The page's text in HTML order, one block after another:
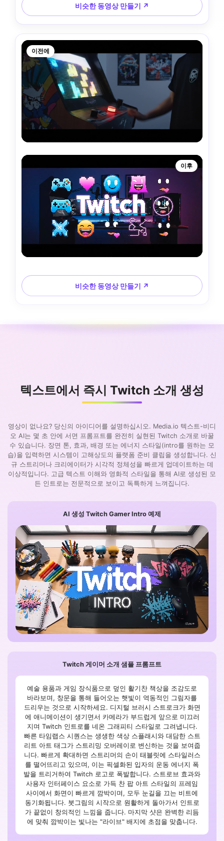
비슷한 동영상 만들기 ↗
이전에
이후
비슷한 동영상 만들기 ↗
텍스트에서 즉시 Twitch 소개 생성
영상이 없나요? 당신의 아이디어를 설명하십시오. Media.io 텍스트-비디
오 AI는 몇 초 안에 서면 프롬프트를 완전히 실현된 Twitch 소개로 바꿀
수 있습니다. 장면 톤, 효과, 배경 또는 에너지 스타일(intro를 원하는 모
습)을 입력하면 시스템이 고해상도의 플랫폼 준비 클립을 생성합니다. 신
규 스트리머나 크리에이터가 시각적 정체성을 빠르게 업데이트하는 데
이상적입니다. 고급 텍스트 이해와 영화적 스타일을 통해 AI로 생성된 모
든 인트로는 전문적으로 보이고 독특하게 느껴집니다.
Twitch 게이머 소개 샘플 프롬프트
예술 용품과 게임 장식품으로 덮인 활기찬 책상을 조감도로
바라보며, 창문을 통해 들어오는 햇빛이 역동적인 그림자를
드리우는 것으로 시작하세요. 디지털 브러시 스트로크가 화면
에 애니메이션이 생기면서 카메라가 부드럽게 앞으로 미끄러
지며 Twitch 인트로를 네온 그래피티 스타일로 그려냅니다.
빠른 타임랩스 시퀀스는 생생한 색상 스플래시와 대담한 스트
리트 아트 태그가 스트리밍 오버레이로 변신하는 것을 보여줍
니다. 빠르게 확대하면 스트리머의 손이 태블릿에 스타일러스
를 떨어뜨리고 있으며, 이는 픽셀화된 입자의 운동 에너지 폭
발을 트리거하여 Twitch 로고로 폭발합니다. 스트로브 효과와
사용자 인터페이스 요소로 가득 찬 팝 아트 스타일의 프레임
사이에서 화면이 빠르게 깜박이며, 모두 눈길을 끄는 비트에
동기화됩니다. 붓그림의 시작으로 원활하게 돌아가서 인트로
가 끝없이 창의적인 느낌을 줍니다. 마지막 샷은 완벽한 리듬
에 맞춰 깜박이는 빛나는 "라이브" 배지에 초점을 맞춥니다.
AI 생성 Twitch Gamer Intro 예제